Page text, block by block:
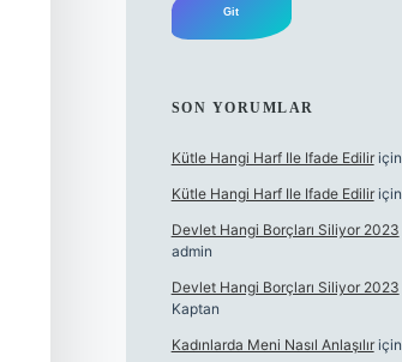
SON YORUMLAR
Kütle Hangi Harf Ile Ifade Ediliriçin
Kütle Hangi Harf Ile Ifade Ediliriçin
Devlet Hangi Borçları Siliyor 2023
admin
Devlet Hangi Borçları Siliyor 2023
Kaptan
Kadınlarda Meni Nasıl Anlaşılıriçin